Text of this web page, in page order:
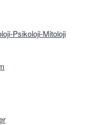
Psikoloji-Mitoloji